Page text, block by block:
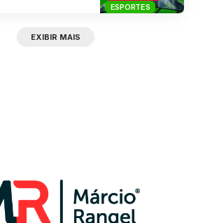
ESPORTES
EXIBIR MAIS